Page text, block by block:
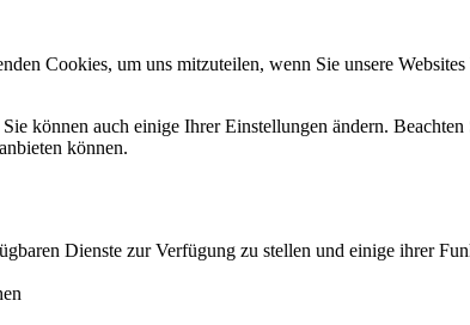
Cookies, um uns mitzuteilen, wenn Sie unsere
können auch einige Ihrer Einstellungen ändern.
können.
Dienste zur Verfügung zu stellen und einige ihrer